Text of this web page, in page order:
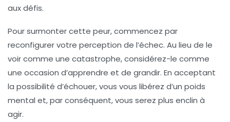
aux défis.
Pour surmonter cette peur, commencez par
reconfigurer votre perception de l’échec. Au lieu de le
voir comme une catastrophe, considérez-le comme
une occasion d’apprendre et de grandir. En acceptant
la possibilité d’échouer, vous vous libérez d’un poids
mental et, par conséquent, vous serez plus enclin à
agir.